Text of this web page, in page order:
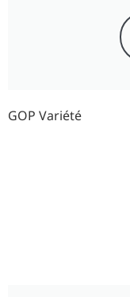
GOP Variété